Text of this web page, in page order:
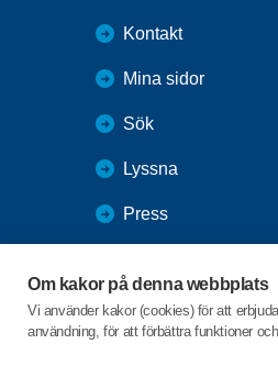
Om kakor på denna webbplats
Vi använder kakor (cookies) för att
användning, för att förbättra funktioner
Kontakt
Mina sidor
Sök
Lyssna
Press
SPF Seniorernas